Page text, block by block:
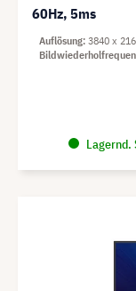
60Hz, 5ms
Auflösung 3840 x